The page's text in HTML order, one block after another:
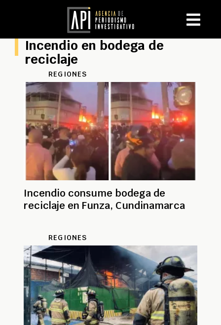
Incendio en bodega de
reciclaje
REGIONES
Incendio consume bodega de
reciclaje en Funza, Cundinamarca
REGIONES